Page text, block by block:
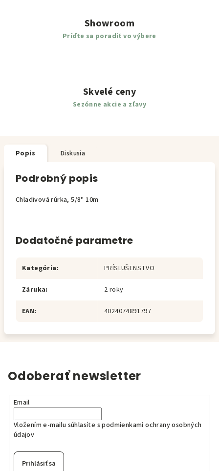
Showroom
Príďte sa poradiť vo výbere
Skvelé ceny
Sezónne akcie a zľavy
Popis Diskusia
Podrobný popis
Chladivová rúrka, 5/8" 10m
Dodatočné parametre
Kategória: PRÍSLUŠENSTVO
Záruka: 2 roky
EAN: 4024074891797
Odoberať newsletter
Email
Vložením e-mailu súhlasíte spodmienkami ochrany osobných
údajov
Prihlásiť sa